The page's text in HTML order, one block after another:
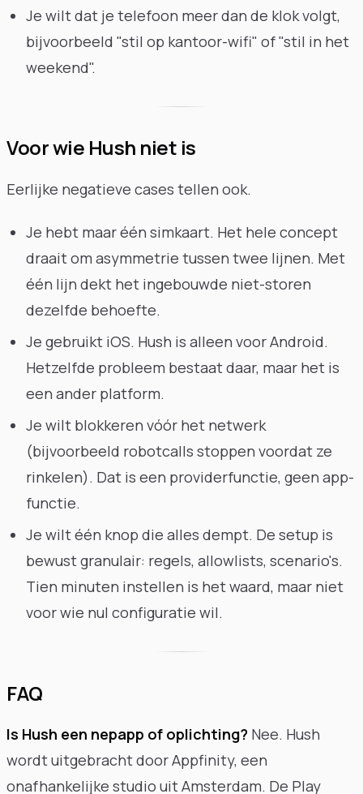
Je wilt dat je telefoon meer dan de klok volgt,
bijvoorbeeld "stil op kantoor-wifi" of "stil in het
weekend".
Voor wie Hush niet is
Eerlijke negatieve cases tellen ook.
Je hebt maar één simkaart. Het hele concept
draait om asymmetrie tussen twee lijnen. Met
één lijn dekt het ingebouwde niet-storen
dezelfde behoefte.
Je gebruikt iOS. Hush is alleen voor Android.
Hetzelfde probleem bestaat daar, maar het is
een ander platform.
Je wilt blokkeren vóór het netwerk
(bijvoorbeeld robotcalls stoppen voordat ze
rinkelen). Dat is een providerfunctie, geen app-
functie.
Je wilt één knop die alles dempt. De setup is
bewust granulair: regels, allowlists, scenario's.
Tien minuten instellen is het waard, maar niet
voor wie nul configuratie wil.
FAQ
Is Hush een nepapp of oplichting? Nee. Hush
wordt uitgebracht door Appfinity, een
onafhankelijke studio uit Amsterdam. De Play